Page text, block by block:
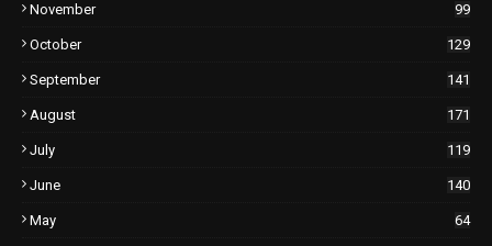
November 99
October 129
September 141
August 171
July 119
June 140
May 64